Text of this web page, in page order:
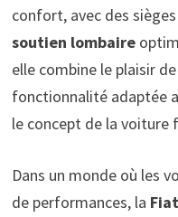
confort, avec des
soutien lombaire
elle combine le plaisir
fonctionnalité adaptée
le concept de la voiture
Dans un monde où les
de performances, la